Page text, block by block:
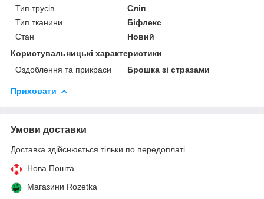
Тип трусів
Сліп
Тип тканини
Біфлекс
Стан
Новий
Користувальницькі характеристики
Оздоблення та прикраси
Брошка зі стразами
Приховати
Умови доставки
Доставка здійснюється тільки по передоплаті.
Нова Пошта
Магазини Rozetka